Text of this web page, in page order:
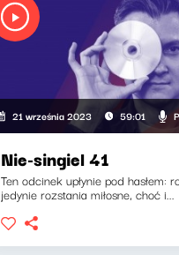
21 września 2023 59:01
Nie-singiel 41
Ten odcinek upłynie pod hasłem:
jedynie rozstania miłosne, choć i...